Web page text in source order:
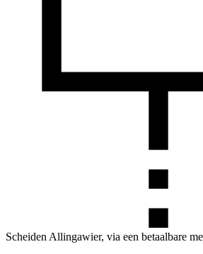
Scheiden Allingawier, via een betaalbare